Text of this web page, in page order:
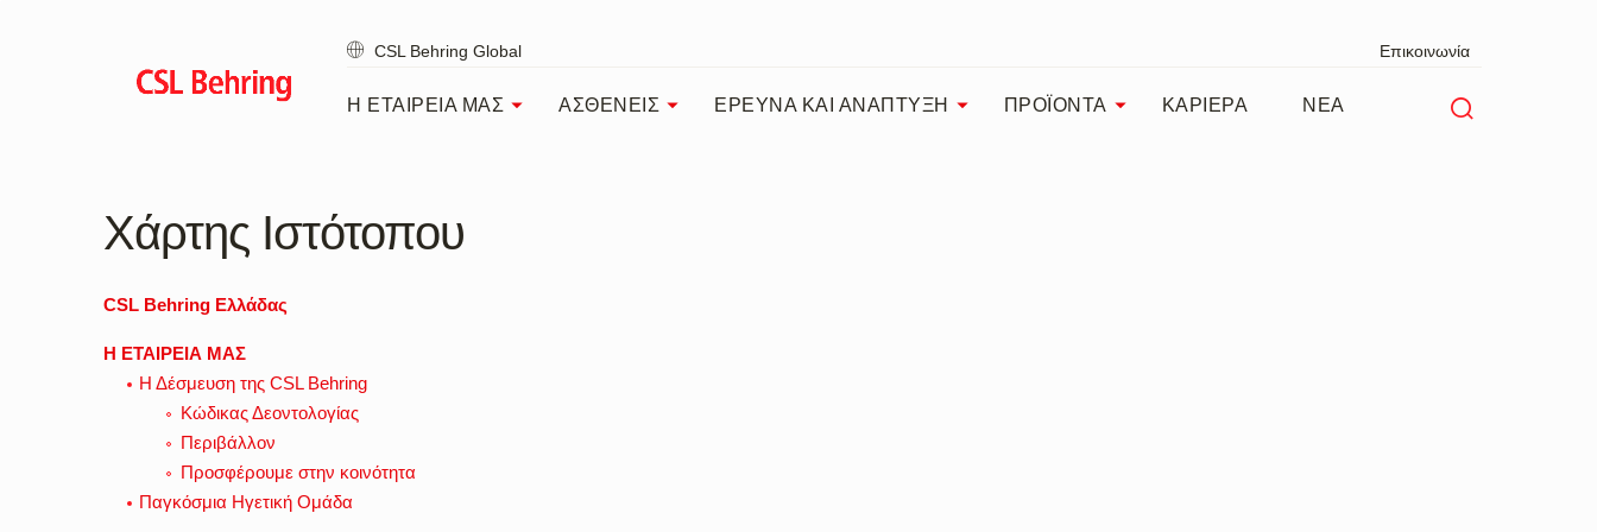
CSL Behring Global Επικοινωνία
Η ΕΤΑΙΡΕΙΑ ΜΑΣ ΑΣΘΕΝΕΙΣ ΕΡΕΥΝΑ ΚΑΙ ΑΝΑΠΤΥΞΗ ΠΡΟΪΟΝΤΑ ΚΑΡΙΕΡΑ ΝΕΑ
Χάρτης Ιστότοπου
CSL Behring Ελλάδας
Η ΕΤΑΙΡΕΙΑ ΜΑΣ
Η Δέσμευση της CSL Behring
Κώδικας Δεοντολογίας
Περιβάλλον
Προσφέρουμε στην κοινότητα
Παγκόσμια Ηγετική Ομάδα